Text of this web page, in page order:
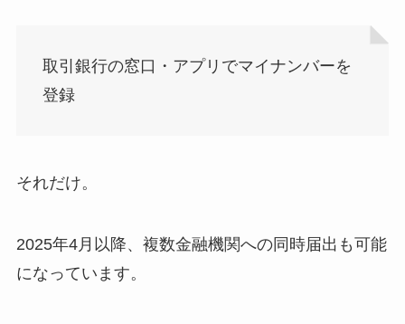
取引銀行の窓口・アプリでマイナンバーを
登録
それだけ。
2025年4月以降、複数金融機関への同時届出も可能
になっています。